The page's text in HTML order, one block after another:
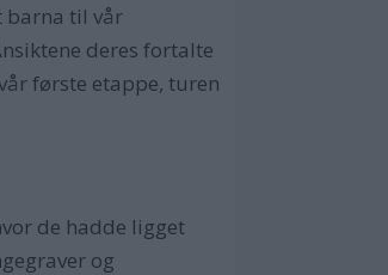
barna til vår
deres fortalte
første etappe, turen
de hadde ligget
og